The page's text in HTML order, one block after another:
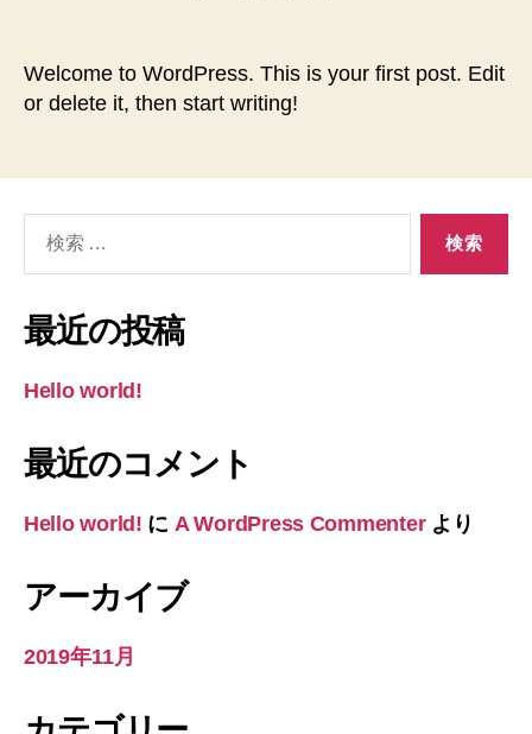
Welcome to WordPress. This is your first post. Edit
or delete it, then start writing!
象:
最近の投稿
Hello world!
最近のコメント
Hello world! に A WordPress Commenterより
アーカイブ
2019年11月